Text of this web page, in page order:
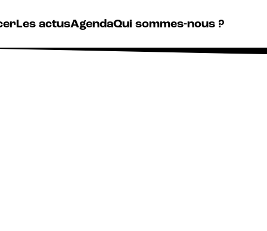
Les actusAgendaQui sommes-nous ?